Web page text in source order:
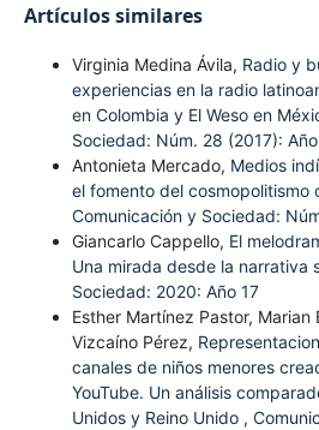
Artículos similares
Virginia Medina Ávila, Radio y
experiencias en la radio
en Colombia y El Weso en
Sociedad: Núm. 28 (2017):
Antonieta Mercado, Medios
el fomento del cosmopolitismo
Comunicación y Sociedad:
Giancarlo Cappello, El
Una mirada desde la narrativa
Sociedad: 2020: Año 17
Esther Martínez Pastor, Marian
Vizcaíno Pérez,
canales de niños menores
YouTube. Un análisis
Unidos y Reino Unido ,